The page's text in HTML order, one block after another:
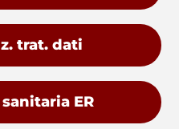
trat. dati
ER